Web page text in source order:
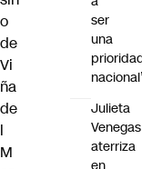
o
de
Vi
ña
de
l
M
ser
una
Julieta
Venegas
aterriza
en